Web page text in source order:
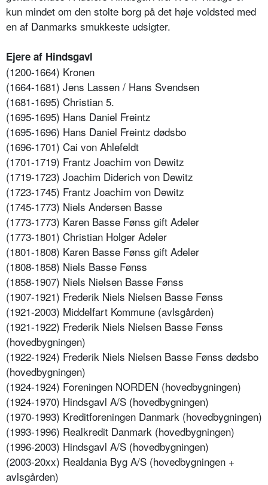
kun mindet om den stolte borg på det høje voldsted med
en af Danmarks smukkeste udsigter.
Ejere af Hindsgavl
(1200-1664) Kronen
(1664-1681) Jens Lassen / Hans Svendsen
(1681-1695) Christian 5.
(1695-1695) Hans Daniel Freintz
(1695-1696) Hans Daniel Freintz dødsbo
(1696-1701) Cai von Ahlefeldt
(1701-1719) Frantz Joachim von Dewitz
(1719-1723) Joachim Diderich von Dewitz
(1723-1745) Frantz Joachim von Dewitz
(1745-1773) Niels Andersen Basse
(1773-1773) Karen Basse Fønss gift Adeler
(1773-1801) Christian Holger Adeler
(1801-1808) Karen Basse Fønss gift Adeler
(1808-1858) Niels Basse Fønss
(1858-1907) Niels Nielsen Basse Fønss
(1907-1921) Frederik Niels Nielsen Basse Fønss
(1921-2003) Middelfart Kommune (avlsgården)
(1921-1922) Frederik Niels Nielsen Basse Fønss
(hovedbygningen)
(1922-1924) Frederik Niels Nielsen Basse Fønss dødsbo
(hovedbygningen)
(1924-1924) Foreningen NORDEN (hovedbygningen)
(1924-1970) Hindsgavl A/S (hovedbygningen)
(1970-1993) Kreditforeningen Danmark (hovedbygningen)
(1993-1996) Realkredit Danmark (hovedbygningen)
(1996-2003) Hindsgavl A/S (hovedbygningen)
(2003-20xx) Realdania Byg A/S (hovedbygningen +
avlsgården)